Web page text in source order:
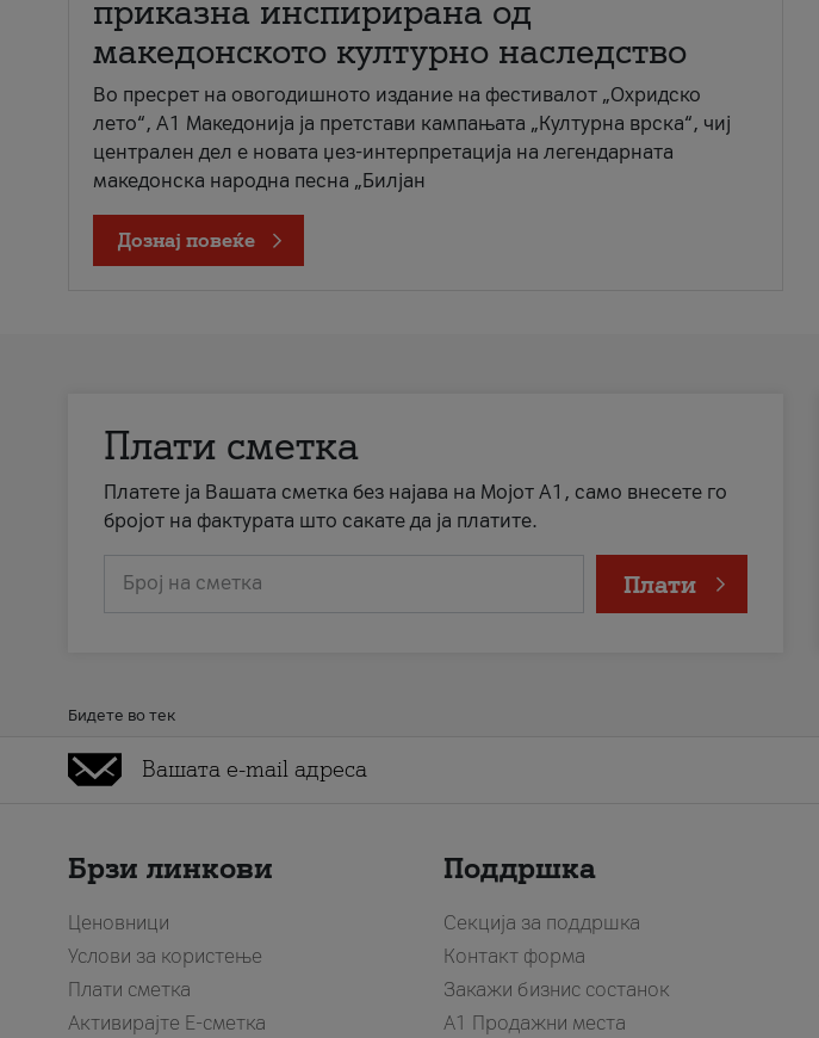
приказна инспирирана од
македонското културно наследство
Во пресрет на овогодишното издание на фестивалот „Охридско
лето“, А1 Македонија ја претстави кампањата „Културна врска“, чиј
централен дел е новата џез-интерпретација на легендарната
македонска народна песна „Билјан
Дознај повеќе
Плати сметка
Платете ја Вашата сметка без најава на Мојот А1, само внесете го
бројот на фактурата што сакате да ја платите.
Број на сметка Плати
Бидете во тек
Брзи линкови
Ценовници
Услови за користење
Плати сметка
Активирајте Е-сметка
Поддршка
Секција за поддршка
Контакт форма
Закажи бизнис состанок
A1 Продажни места